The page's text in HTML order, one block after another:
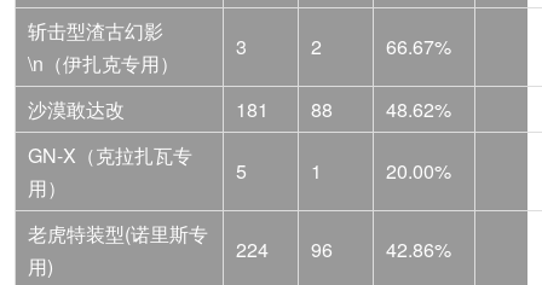
斩击型渣古幻影
\n（伊扎克专用）
3 2 66.67%
沙漠敢达改 181 88
48.62%
GN-X（克拉扎瓦专
用）
5 1 20.00%
老虎特装型(诺里斯专
用)
224 96 42.86%